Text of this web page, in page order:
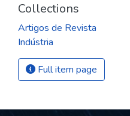
Collections
Artigos de Revista
Indústria
Full item page